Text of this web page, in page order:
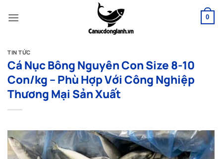
qua
0
TIN TỨC
Cá Nục Bông Nguyên Con Size 8-10
Con/kg – Phù Hợp Với Công Nghiệp
Thương Mại Sản Xuất